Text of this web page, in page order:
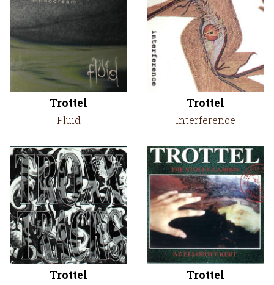
Trottel
Fluid
Trottel
Interference
Trottel Trottel